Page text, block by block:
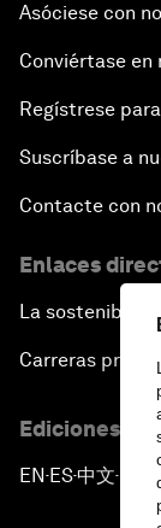
Asóciese con
Conviértase en
Regístrese
Suscríbase a
Contacte con
Enlaces
La
Carreras
Ediciones en
EN ▪ES▪中文▪ 日